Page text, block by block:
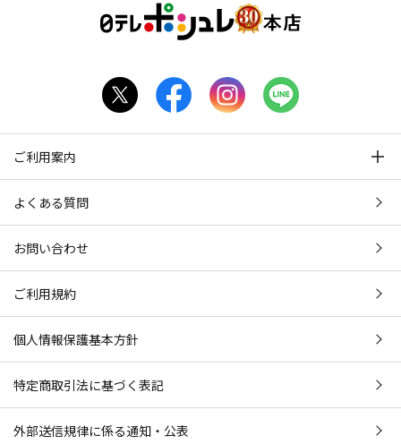
ご利用案内
よくある質問
お問い合わせ
ご利用規約
個人情報保護基本方針
特定商取引法に基づく表記
外部送信規律に係る通知・公表